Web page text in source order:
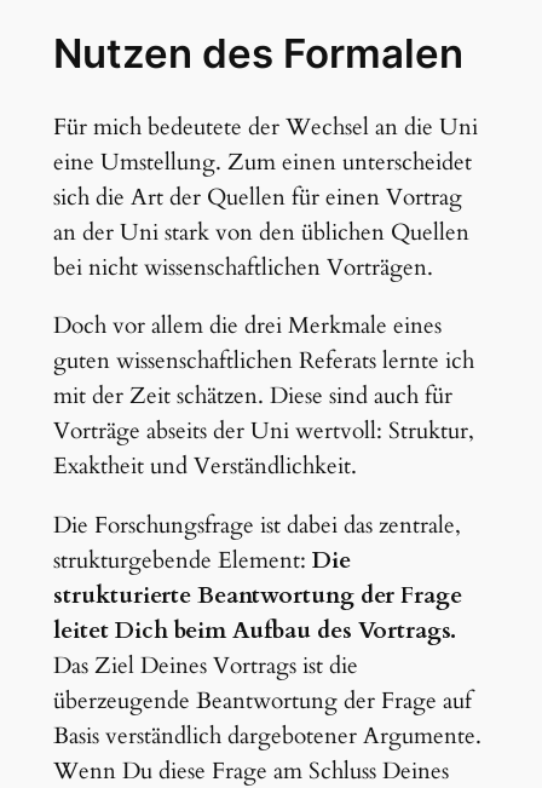
Nutzen des Formalen
Für mich bedeutete der Wechsel an die Uni
eine Umstellung. Zum einen unterscheidet
sich die Art der Quellen für einen Vortrag
an der Uni stark von den üblichen Quellen
bei nicht wissenschaftlichen Vorträgen.
Doch vor allem die drei Merkmale eines
guten wissenschaftlichen Referats lernte ich
mit der Zeit schätzen. Diese sind auch für
Vorträge abseits der Uni wertvoll: Struktur,
Exaktheit und Verständlichkeit.
Die Forschungsfrage ist dabei das zentrale,
strukturgebende Element: Die
strukturierte Beantwortung der Frage
leitet Dich beim Aufbau des Vortrags.
Das Ziel Deines Vortrags ist die
überzeugende Beantwortung der Frage auf
Basis verständlich dargebotener Argumente.
Wenn Du diese Frage am Schluss Deines